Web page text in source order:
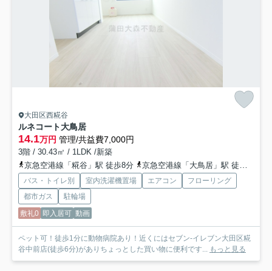
大田区西糀谷
ルネコート大鳥居
14.1万円 管理/共益費7,000円
3階 / 30.43㎡ / 1LDK /新築
京急空港線「糀谷」駅 徒歩8分
京急空港線「大鳥居」駅 徒歩5分
バス・トイレ別 室内洗濯機置場 エアコン
フローリング
都市ガス
駐輪場
敷礼0 即入居可 動画
ペット可！徒歩1分に動物病院あり！近くにはセブン-イレブン大田区糀
谷中前店(徒歩6分)がありちょっとした買い物に便利です... もっと見る